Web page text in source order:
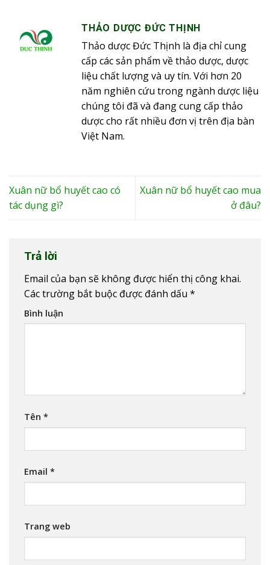
THẢO DƯỢC ĐỨC THỊNH
Thảo dược Đức Thịnh là địa chỉ cung
cấp các sản phẩm về thảo dược, dược
liệu chất lượng và uy tín. Với hơn 20
năm nghiên cứu trong ngành dược liệu
chúng tôi đã và đang cung cấp thảo
dược cho rất nhiều đơn vị trên địa bàn
Việt Nam.
Xuân nữ bổ huyết cao có
tác dụng gì?
Xuân nữ bổ huyết cao mua
ở đâu?
Trả lời
Email của bạn sẽ không được hiển thị công khai.
Các trường bắt buộc được đánh dấu *
Bình luận
Tên *
Email *
Trang web